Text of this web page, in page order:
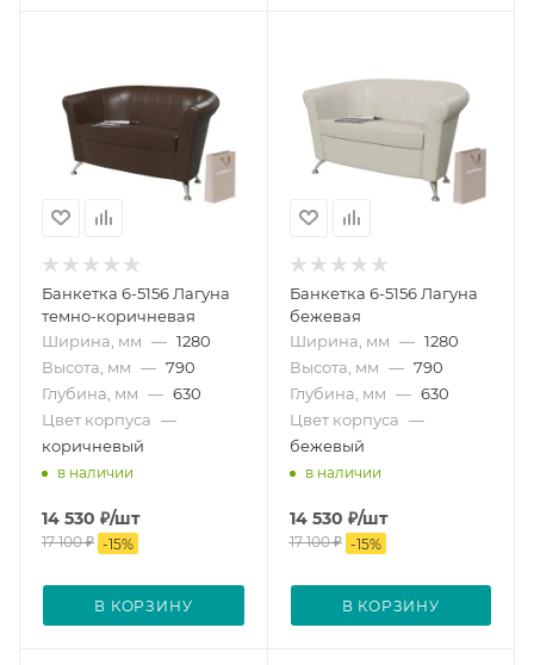
Банкетка 6-5156 Лагуна
темно-коричневая
Ширина, мм — 1280
Высота, мм — 790
Глубина, мм — 630
Цвет корпуса —
коричневый
в наличии
14 530 ₽/шт
17 100₽ -15%
В КОРЗИНУ
Банкетка 6-5156 Лагуна
бежевая
Ширина, мм — 1280
Высота, мм — 790
Глубина, мм — 630
Цвет корпуса —
бежевый
в наличии
14 530 ₽/шт
17 100₽ -15%
В КОРЗИНУ